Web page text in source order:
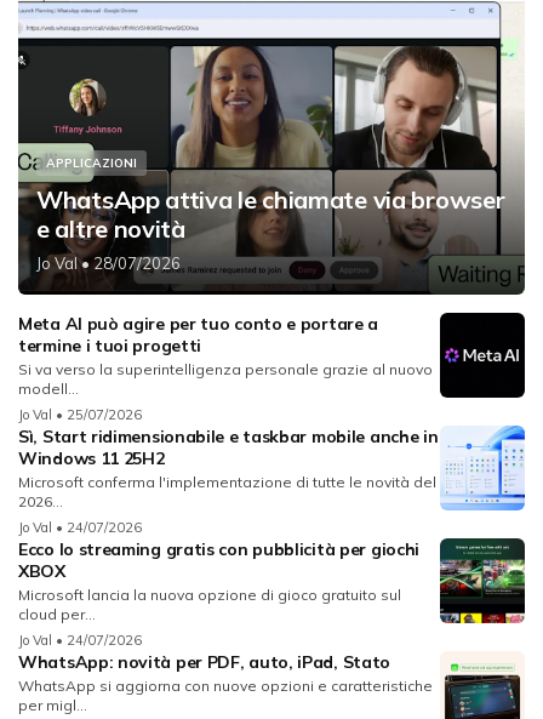
APPLICAZIONI
WhatsApp attiva le chiamate via browser
e altre novità
Jo Val• 28/07/2026
Meta AI può agire per tuo conto e portare a
termine i tuoi progetti
Si va verso la superintelligenza personale grazie al nuovo
modell...
Jo Val • 25/07/2026
Sì, Start ridimensionabile e taskbar mobile anche in
Windows 11 25H2
Microsoft conferma l'implementazione di tutte le novità del
2026...
Jo Val • 24/07/2026
Ecco lo streaming gratis con pubblicità per giochi
XBOX
Microsoft lancia la nuova opzione di gioco gratuito sul
cloud per...
Jo Val • 24/07/2026
WhatsApp: novità per PDF, auto, iPad, Stato
WhatsApp si aggiorna con nuove opzioni e caratteristiche
per migl...